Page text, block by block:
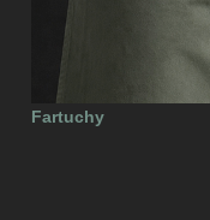
Fartuchy